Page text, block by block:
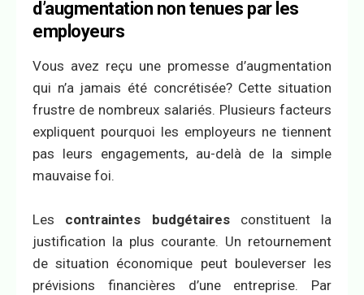
d’augmentation non tenues par les
employeurs
Vous avez reçu une promesse d’augmentation
qui n’a jamais été concrétisée? Cette situation
frustre de nombreux salariés. Plusieurs facteurs
expliquent pourquoi les employeurs ne tiennent
pas leurs engagements, au-delà de la simple
mauvaise foi.
Les contraintes budgétairesconstituent la
justification la plus courante. Un retournement
de situation économique peut bouleverser les
prévisions financières d’une entreprise. Par